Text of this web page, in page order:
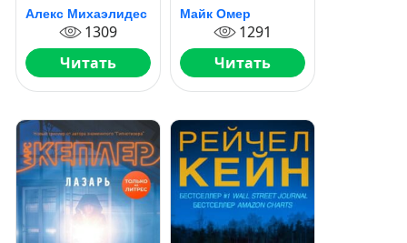
Алекс Михаэлидес
1309
Читать
Майк Омер
1291
Читать